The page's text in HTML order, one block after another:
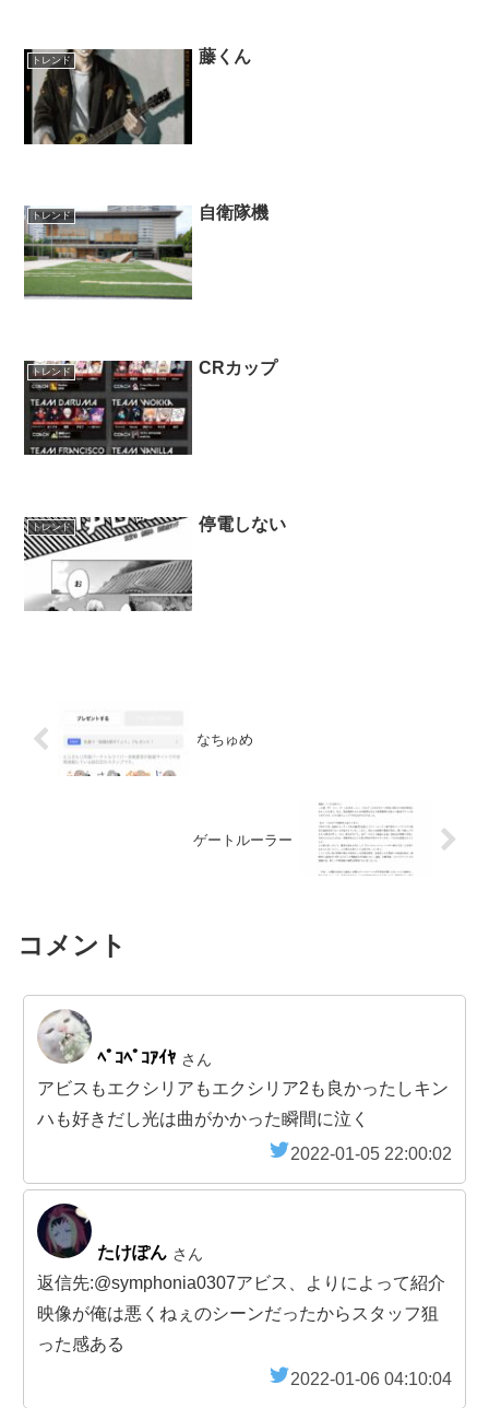
トレンド 藤くん
トレンド 自衛隊機
トレンド CRカップ
トレンド 停電しない
なちゅめ
ゲートルーラー
コメント
ﾍﾟｺﾍﾟｺｱｲﾔ さん
アビスもエクシリアもエクシリア2も良かったしキン
ハも好きだし光は曲がかかった瞬間に泣く
2022-01-05 22:00:02
たけぽん さん
返信先:@symphonia0307アビス、よりによって紹介
映像が俺は悪くねぇのシーンだったからスタッフ狙
った感ある
2022-01-06 04:10:04